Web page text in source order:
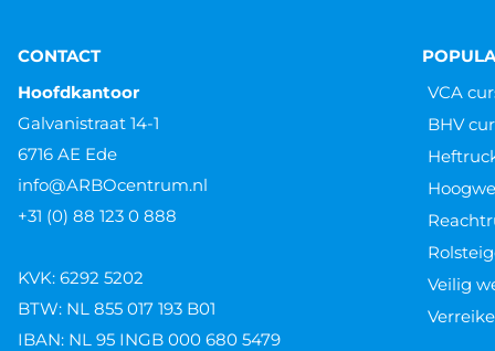
CONTACT
Hoofdkantoor
Galvanistraat 14-1
6716 AE Ede
info@ARBOcentrum.nl
+31 (0) 88 123 0 888
KVK: 6292 5202
BTW: NL 855 017 193 B01
IBAN: NL 95 INGB 000 680 5479
VCA
BHV
Veilig